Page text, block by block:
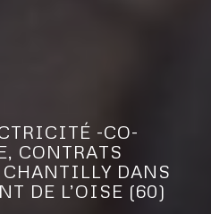
-CO-
CONTRATS
DANS
DE L’OISE (60)